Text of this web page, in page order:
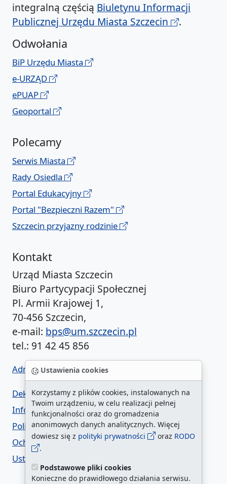
Ustawienia cookies
Korzystamy z plików cookies, instalowanych na
Twoim urządzeniu, w celu realizacji pełnej
funkcjonalności oraz do gromadzenia
anonimowych danych analitycznych. Więcej
dowiesz się z polityki prywatności oraz RODO
.
Podstawowe pliki cookies
Konieczne do prawidłowego działania serwisu.
integralną częścią Biuletynu Informacji
Publicznej Urzędu Miasta Szczecin
.
Odwołania
BiP Urzędu Miasta
e-URZĄD
ePUAP
Geoportal
Polecamy
Serwis Miasta
Rady Osiedla
Portal Edukacyjny
Portal "Bezpieczni Razem"
Szczecin przyjazny rodzinie
Kontakt
Urząd Miasta Szczecin
Biuro Partycypacji Społecznej
Pl. Armii Krajowej 1,
70-456 Szczecin,
e-mail: bps@um.szczecin.pl
tel.: 91 42 45 856
Administrator BIP UM
Deklaracja dostępności
Informacja o urzędzie w ETR
Polityka prywatności
Ochrona danych osobowych
Ustawienia cookies